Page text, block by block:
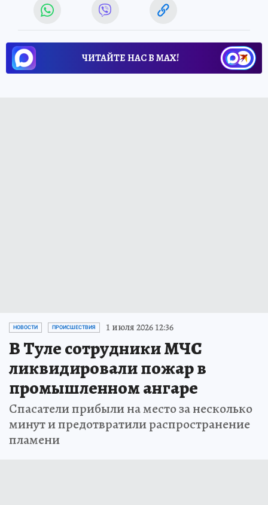
ЧИТАЙТЕ НАС В МАХ!
НОВОСТИ ПРОИСШЕСТВИЯ 1 июля 2026 12:36
В Туле сотрудники МЧС
ликвидировали пожар в
промышленном ангаре
Спасатели прибыли на место за несколько
минут и предотвратили распространение
пламени